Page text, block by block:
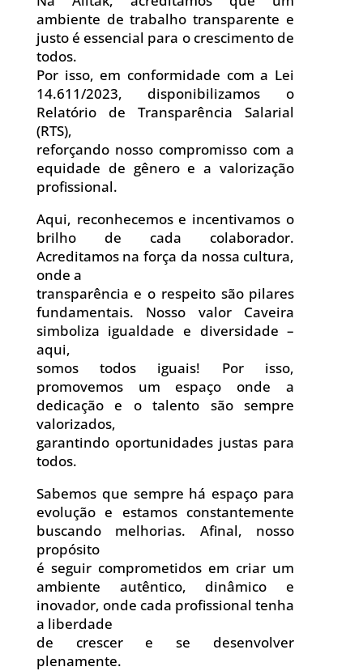
ambiente de trabalho transparente e
justo é essencial para o crescimento de
todos.
Por isso, em conformidade com a Lei
14.611/2023, disponibilizamos o
Relatório de Transparência Salarial
(RTS),
reforçando nosso compromisso com a
equidade de gênero e a valorização
profissional.
Aqui, reconhecemos e incentivamos o
brilho de cada colaborador.
Acreditamos na força da nossa cultura,
onde a
transparência e o respeito são pilares
fundamentais. Nosso valor Caveira
simboliza igualdade e diversidade –
aqui,
somos todos iguais! Por isso,
promovemos um espaço onde a
dedicação e o talento são sempre
valorizados,
garantindo oportunidades justas para
todos.
Sabemos que sempre há espaço para
evolução e estamos constantemente
buscando melhorias. Afinal, nosso
propósito
é seguir comprometidos em criar um
ambiente autêntico, dinâmico e
inovador, onde cada profissional tenha
a liberdade
de crescer e se desenvolver
plenamente.